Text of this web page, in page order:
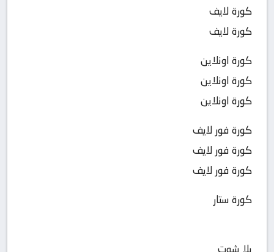
كورة لايف
كورة لايف
كورة اونلاين
كورة اونلاين
كورة اونلاين
كورة فور لايف
كورة فور لايف
كورة فور لايف
كورة ستار